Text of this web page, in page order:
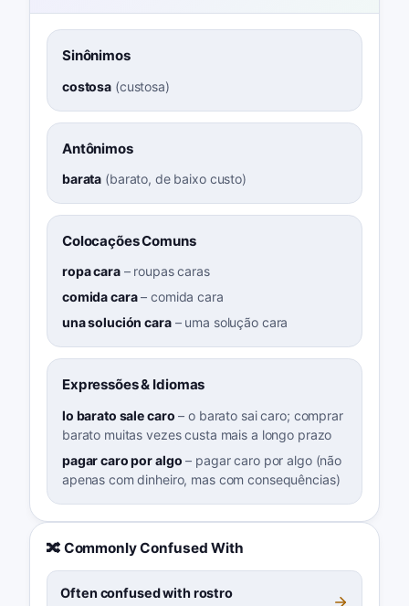
Sinônimos
costosa (custosa)
Antônimos
barata (barato, de baixo custo)
Colocações Comuns
ropa cara– roupas caras
comida cara–comida cara
una solución cara– uma solução cara
Expressões & Idiomas
lo barato sale caro –o barato sai caro; comprar
barato muitas vezes custa mais a longo prazo
pagar caro por algo – pagar caro por algo (não
apenas com dinheiro, mas com consequências)
🔀 Commonly Confused With
Often confused with rostro